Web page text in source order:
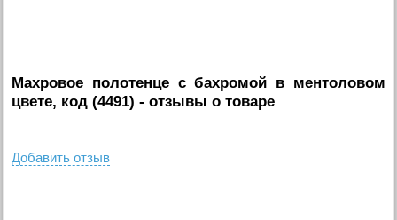
Махровое полотенце с бахромой в ментоловом
цвете, код (4491) - отзывы о товаре
Добавить отзыв